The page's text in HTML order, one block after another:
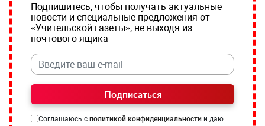
Подпишитесь, чтобы получать актуальные
новости и специальные предложения от
«Учительской газеты», не выходя из
почтового ящика
Подписаться
Соглашаюсь с политикой конфиденциальности и даю